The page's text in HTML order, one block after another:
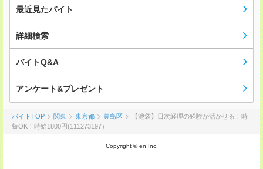
最近見たバイト
詳細検索
バイトQ&A
アンケート&プレゼント
バイトTOP 関東 東京都 豊島区
【池袋】日次経理の経験が活かせる！時
短OK！時給1800円(111273197）
Copyright © en Inc.